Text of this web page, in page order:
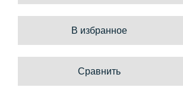
В избранное
Сравнить